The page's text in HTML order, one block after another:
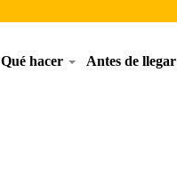
Qué hacer Antes de llegar